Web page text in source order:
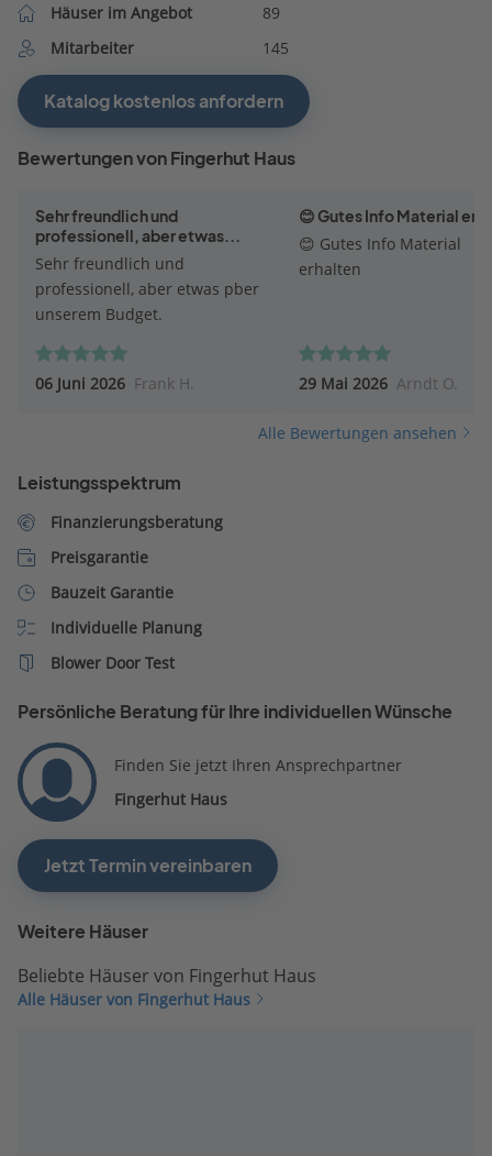
Häuser im Angebot
89
Mitarbeiter
145
Katalog kostenlos anfordern
Bewertungen von Fingerhut Haus
Sehr freundlich und
professionell, aber etwas...
Sehr freundlich und
professionell, aber etwas pber
unserem Budget.
06 Juni 2026 Frank H.
😊 Gutes Info Material
😊 Gutes Info Material
erhalten
29 Mai 2026 Arndt O.
Alle Bewertungen ansehen
Leistungsspektrum
Finanzierungsberatung
Preisgarantie
Bauzeit Garantie
Individuelle Planung
Blower Door Test
Persönliche Beratung für Ihre individuellen Wünsche
Finden Sie jetzt Ihren Ansprechpartner
Fingerhut Haus
Jetzt Termin vereinbaren
Weitere Häuser
Beliebte Häuser von Fingerhut Haus
Alle Häuser von Fingerhut Haus